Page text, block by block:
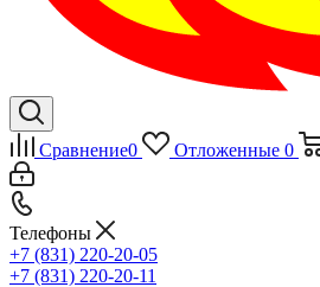
Сравнение0 Отложенные 0
Телефоны
+7 (831) 220-20-05
+7 (831) 220-20-11